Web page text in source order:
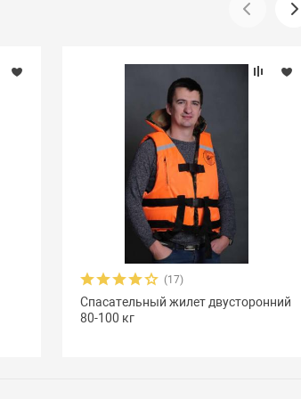
(17)
Спасательный жилет двусторонний
80-100 кг